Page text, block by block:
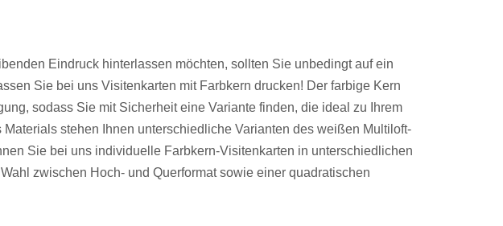
Eindruck hinterlassen möchten, sollten Sie unbedingt auf ein
Sie bei uns Visitenkarten mit Farbkern drucken! Der farbige Kern
sodass Sie mit Sicherheit eine Variante finden, die ideal zu Ihrem
stehen Ihnen unterschiedliche Varianten des weißen Multiloft-
Sie bei uns individuelle Farbkern-Visitenkarten in unterschiedlichen
zwischen Hoch- und Querformat sowie einer quadratischen